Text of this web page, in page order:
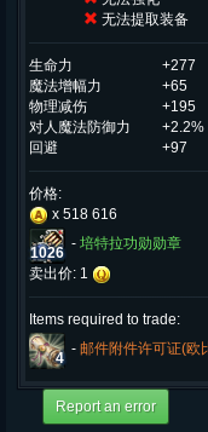
无法提取装备
生命力 +277
魔法增幅力
+65
物理减伤
+195
对人魔法防御力
+2.2%
回避
+97
价格:
x 518 616
1026
- 培特拉功勋勋章
卖出价: 1
Items required to trade:
4
- 邮件附件许可证(欧